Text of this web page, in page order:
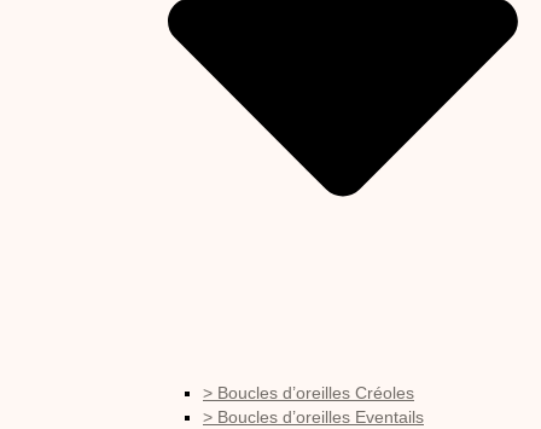
> Boucles d’oreilles Créoles
> Boucles d’oreilles Eventails